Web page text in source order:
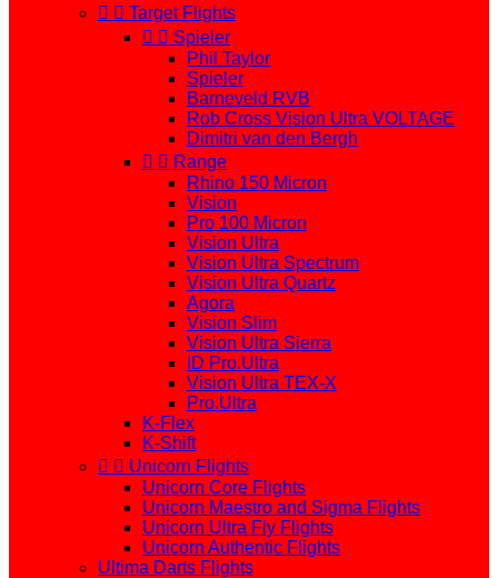
  Target Flights
  Spieler
Phil Taylor
Spieler
Barneveld RVB
Rob Cross Vision Ultra VOLTAGE
Dimitri van den Bergh
  Range
Rhino 150 Micron
Vision
Pro 100 Micron
Vision Ultra
Vision Ultra Spectrum
Vision Ultra Quartz
Agora
Vision Slim
Vision Ultra Sierra
ID Pro.Ultra
Vision Ultra TEX-X
Pro.Ultra
K-Flex
K-Shift
  Unicorn Flights
Unicorn Core Flights
Unicorn Maestro and Sigma Flights
Unicorn Ultra Fly Flights
Unicorn Authentic Flights
Ultima Darts Flights